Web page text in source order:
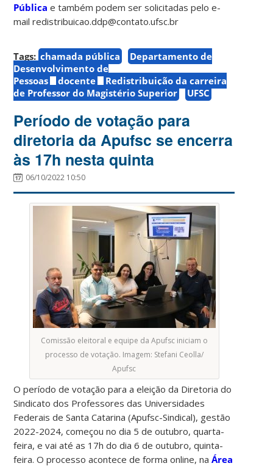
Pública e também podem ser solicitadas pelo e-
mail redistribuicao.ddp@contato.ufsc.br
Tags: chamada pública
Departamento de
Desenvolvimento de
Pessoas
docente
Redistribuição da carreira
de Professor do Magistério Superior
UFSC
Período de votação para
diretoria da Apufsc se encerra
às 17h nesta quinta
06/10/2022 10:50
Comissão eleitoral e equipe da Apufsc iniciam o
processo de votação. Imagem: Stefani Ceolla/
Apufsc
O período de votação para a eleição da Diretoria do
Sindicato dos Professores das Universidades
Federais de Santa Catarina (Apufsc-Sindical), gestão
2022-2024, começou no dia 5 de outubro, quarta-
feira, e vai até as 17h do dia 6 de outubro, quinta-
feira. O processo acontece de forma online, naÁrea